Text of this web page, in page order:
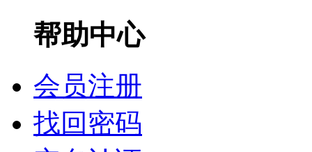
帮助中心
会员注册
找回密码